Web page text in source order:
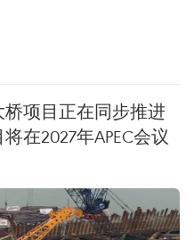
项目正在同步推进
在2027年APEC会议